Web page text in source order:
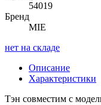
54019
Бренд
MIE
нет на складе
Описание
Характеристики
Тэн совместим с